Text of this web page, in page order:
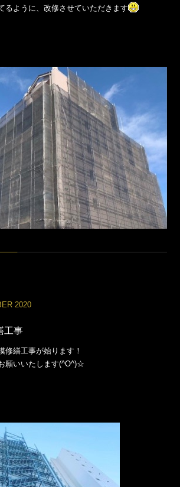
るように、改修させていただきます
2020
工事
修繕工事が始ります！
願いいたします(^O^)☆